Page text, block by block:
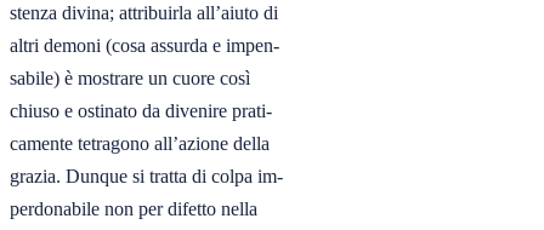
stenza divina; attribuirla all’aiuto di
altri demoni (cosa assurda e impen-
sabile) è mostrare un cuore così
chiuso e ostinato da divenire prati-
camente tetragono all’azione della
grazia. Dunque si tratta di colpa im-
perdonabile non per difetto nella